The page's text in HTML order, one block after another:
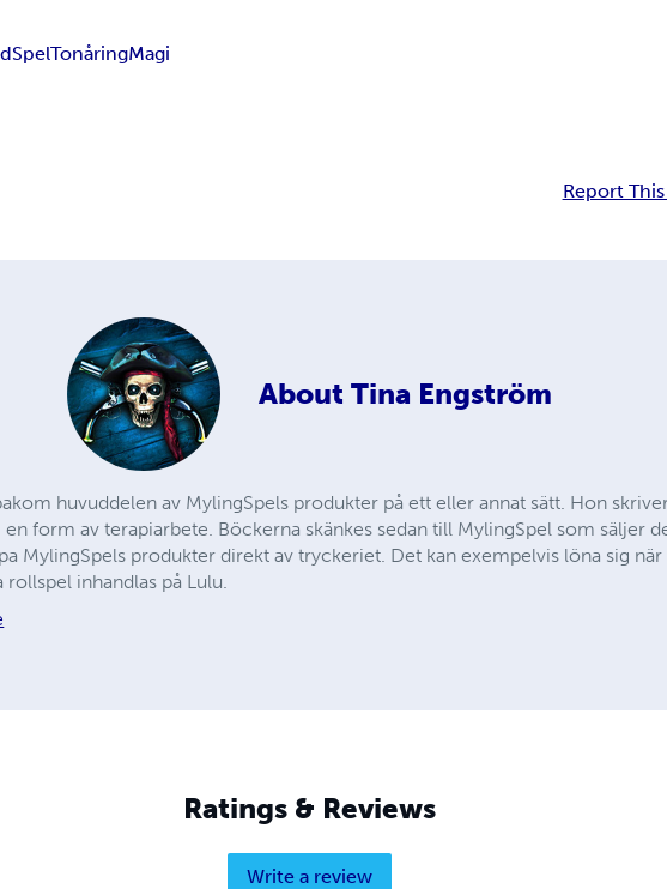
SpelTonåringMagi
Report
About Tina Engström
huvuddelen av MylingSpels produkter på ett eller annat sätt. Hon
form av terapiarbete. Böckerna skänkes sedan till MylingSpel som säljer
MylingSpels produkter direkt av tryckeriet. Det kan exempelvis löna sig när
rollspel inhandlas på Lulu.
Ratings & Reviews
Write a review